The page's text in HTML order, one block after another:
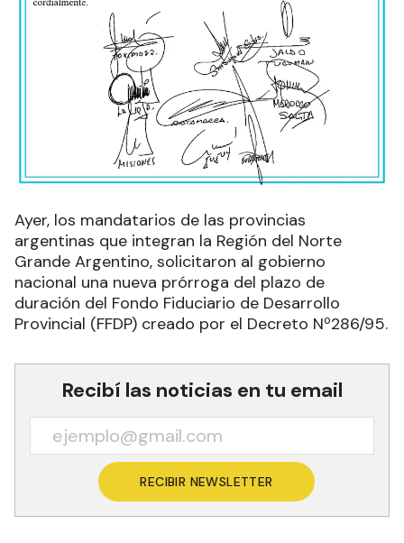
Ayer, los mandatarios de las provincias
argentinas que integran la Región del Norte
Grande Argentino, solicitaron al gobierno
nacional una nueva prórroga del plazo de
duración del Fondo Fiduciario de Desarrollo
Provincial (FFDP) creado por el Decreto Nº286/95.
Recibí las noticias en tu email
RECIBIR NEWSLETTER